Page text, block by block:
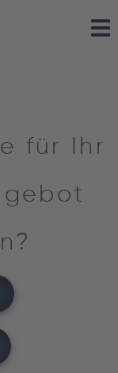
für Ihr